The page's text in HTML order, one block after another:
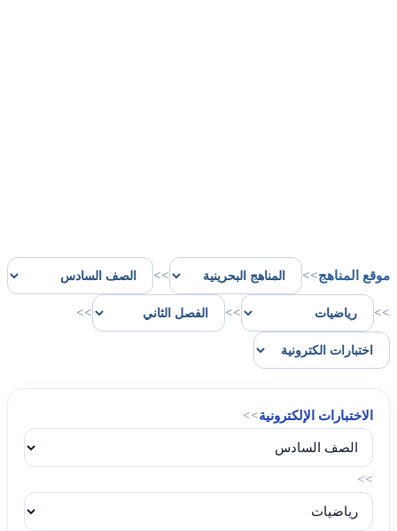
موقع المناهج>>
>>
>>
>>
>>
الاختبارات الإلكترونية>>
>>